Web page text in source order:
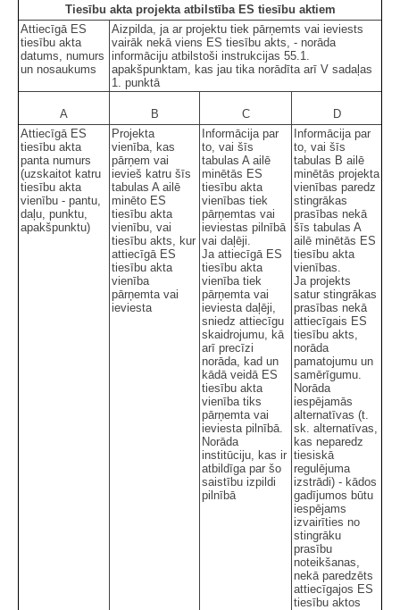
Tiesību akta projekta atbilstība ES tiesību aktiem
Attiecīgā ES
tiesību akta
datums, numurs
un nosaukums
Aizpilda, ja ar projektu tiek pārņemts vai ieviests
vairāk nekā viens ES tiesību akts, - norāda
informāciju atbilstoši instrukcijas 55.1.
apakšpunktam, kas jau tika norādīta arī V sadaļas
1. punktā
A B C
D
Attiecīgā ES
tiesību akta
panta numurs
(uzskaitot katru
tiesību akta
vienību - pantu,
daļu, punktu,
apakšpunktu)
Projekta
vienība, kas
pārņem vai
ievieš katru šīs
tabulas A ailē
minēto ES
tiesību akta
vienību, vai
tiesību akts, kur
attiecīgā ES
tiesību akta
vienība
pārņemta vai
ieviesta
Informācija par
to, vai šīs
tabulas A ailē
minētās ES
tiesību akta
vienības tiek
pārņemtas vai
ieviestas pilnībā
vai daļēji.
Ja attiecīgā ES
tiesību akta
vienība tiek
pārņemta vai
ieviesta daļēji,
sniedz attiecīgu
skaidrojumu, kā
arī precīzi
norāda, kad un
kādā veidā ES
tiesību akta
vienība tiks
pārņemta vai
ieviesta pilnībā.
Norāda
institūciju, kas ir
atbildīga par šo
saistību izpildi
pilnībā
Informācija par
to, vai šīs
tabulas B ailē
minētās projekta
vienības paredz
stingrākas
prasības nekā
šīs tabulas A
ailē minētās ES
tiesību akta
vienības.
Ja projekts
satur stingrākas
prasības nekā
attiecīgais ES
tiesību akts,
norāda
pamatojumu un
samērīgumu.
Norāda
iespējamās
alternatīvas (t.
sk. alternatīvas,
kas neparedz
tiesiskā
regulējuma
izstrādi) - kādos
gadījumos būtu
iespējams
izvairīties no
stingrāku
prasību
noteikšanas,
nekā paredzēts
attiecīgajos ES
tiesību aktos